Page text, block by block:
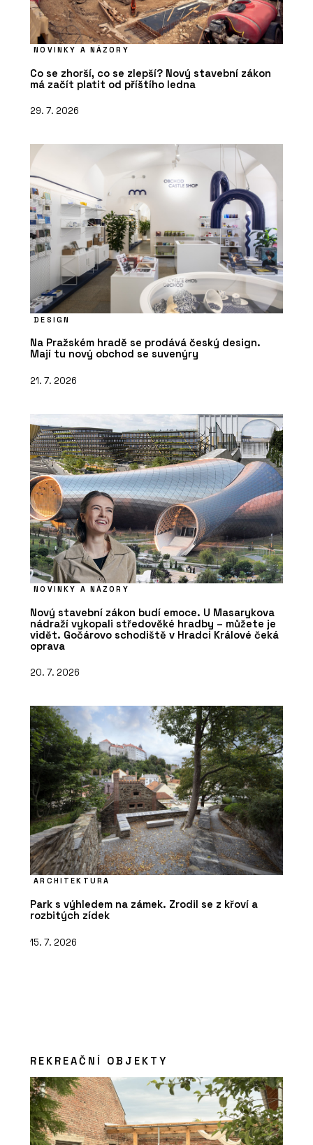
NOVINKY A NÁZORY
Co se zhorší, co se zlepší? Nový stavební zákon
má začít platit od příštího ledna
29. 7. 2026
DESIGN
Na Pražském hradě se prodává český design.
Mají tu nový obchod se suvenýry
21. 7. 2026
NOVINKY A NÁZORY
Nový stavební zákon budí emoce. U Masarykova
nádraží vykopali středověké hradby – můžete je
vidět. Gočárovo schodiště v Hradci Králové čeká
oprava
20. 7. 2026
ARCHITEKTURA
Park s výhledem na zámek. Zrodil se z křoví a
rozbitých zídek
15. 7. 2026
REKREAČNÍ OBJEKTY